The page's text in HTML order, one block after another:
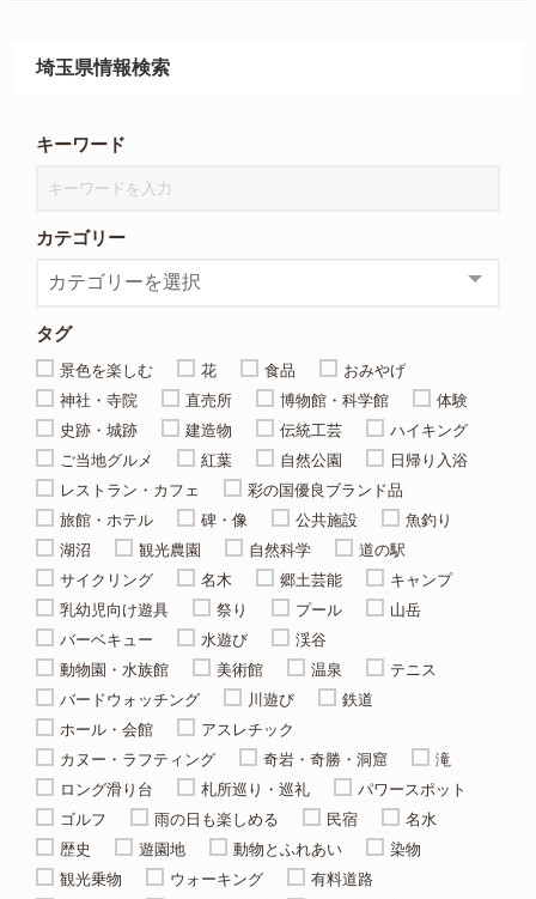
埼玉県情報検索
キーワード
カテゴリー
タグ
景色を楽しむ 花 食品
おみやげ
神社・寺院
直売所 博物館・科学館
体験
史跡・城跡
建造物 伝統工芸
ハイキング
ご当地グルメ
紅葉 自然公園
日帰り入浴
レストラン・カフェ
彩の国優良ブランド品
旅館・ホテル
碑・像 公共施設
魚釣り
湖沼
観光農園 自然科学
道の駅
サイクリング
名木 郷土芸能
キャンプ
乳幼児向け遊具
祭り プール
山岳
バーベキュー
水遊び
渓谷
動物園・水族館
美術館 温泉
テニス
バードウォッチング
川遊び
鉄道
ホール・会館
アスレチック
カヌー・ラフティング
奇岩・奇勝・洞窟
滝
ロング滑り台
札所巡り・巡礼
パワースポット
ゴルフ
雨の日も楽しめる 民宿
名水
歴史
遊園地 動物とふれあい
染物
観光乗物
ウォーキング
有料道路